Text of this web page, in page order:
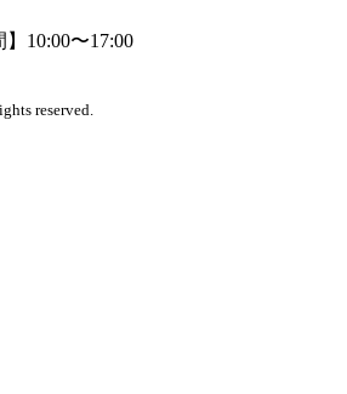
】10:00〜17:00
reserved.